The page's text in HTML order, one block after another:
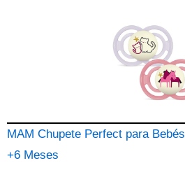
MAM Chupete Perfect para Bebés
+6 Meses